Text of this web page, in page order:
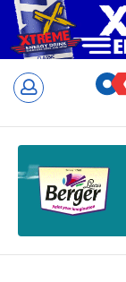
Skip